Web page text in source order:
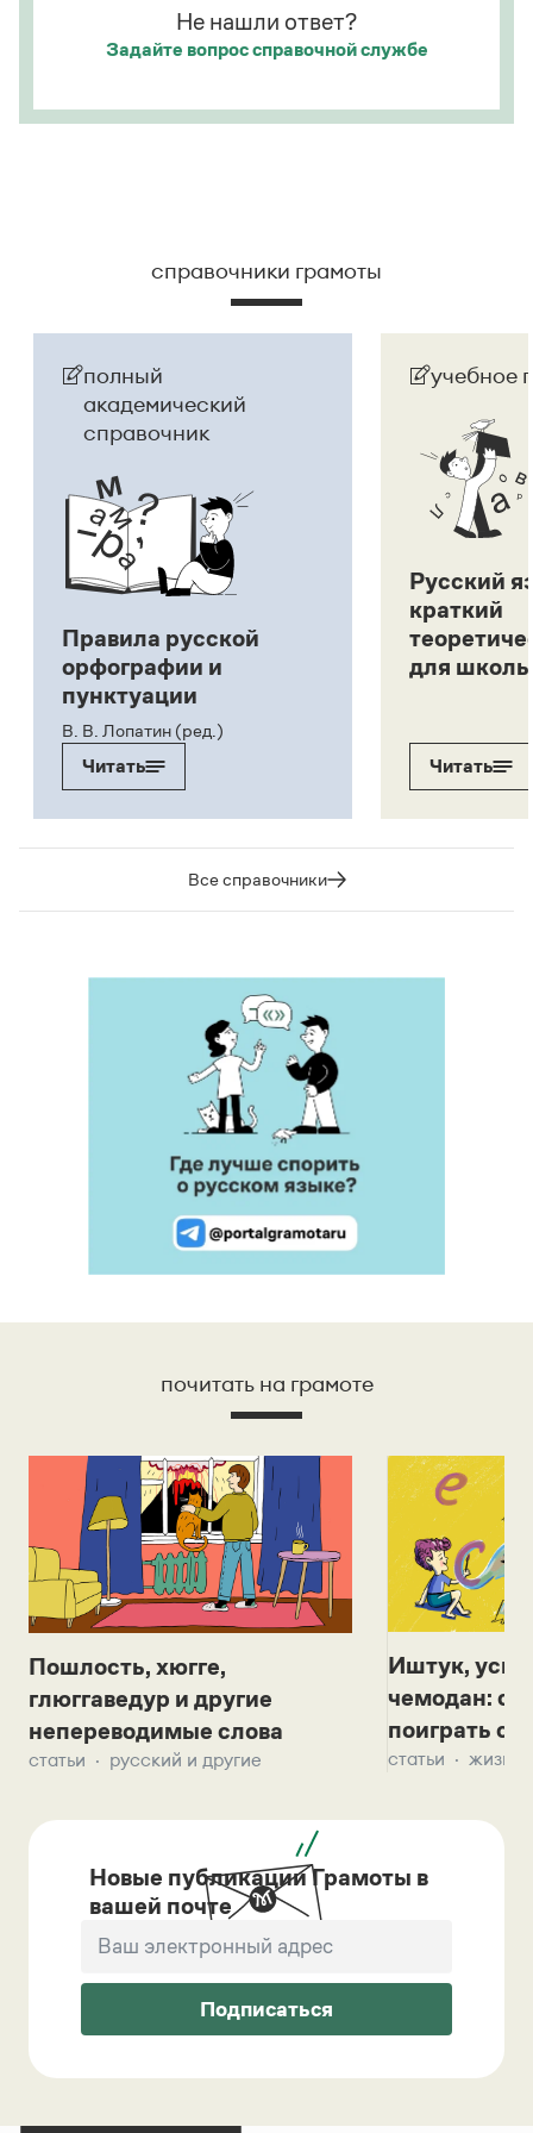
Не нашли ответ?
Задайте вопроссправочной службе
справочники грамоты
полный
академический
справочник
Правила русской
орфографии и
пунктуации
В. В. Лопатин (ред.)
Читать
учебное
Русский
краткий
для
Читать
Все справочники
почитать на грамоте
Пошлость, хюгге,
глюггаведур и другие
непереводимые слова
статьи русский и другие
Иштук,
чемодан:
поиграть с
статьи жизнь
Новые публикации Грамоты в
вашей почте
Подписаться